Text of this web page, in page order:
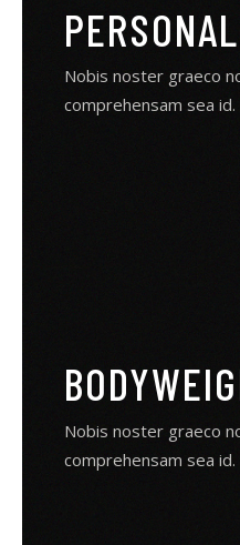
Nobis noster graeco
comprehensam sea
Nobis noster graeco
comprehensam sea